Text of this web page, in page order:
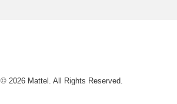
© 2026 Mattel. All Rights Reserved.